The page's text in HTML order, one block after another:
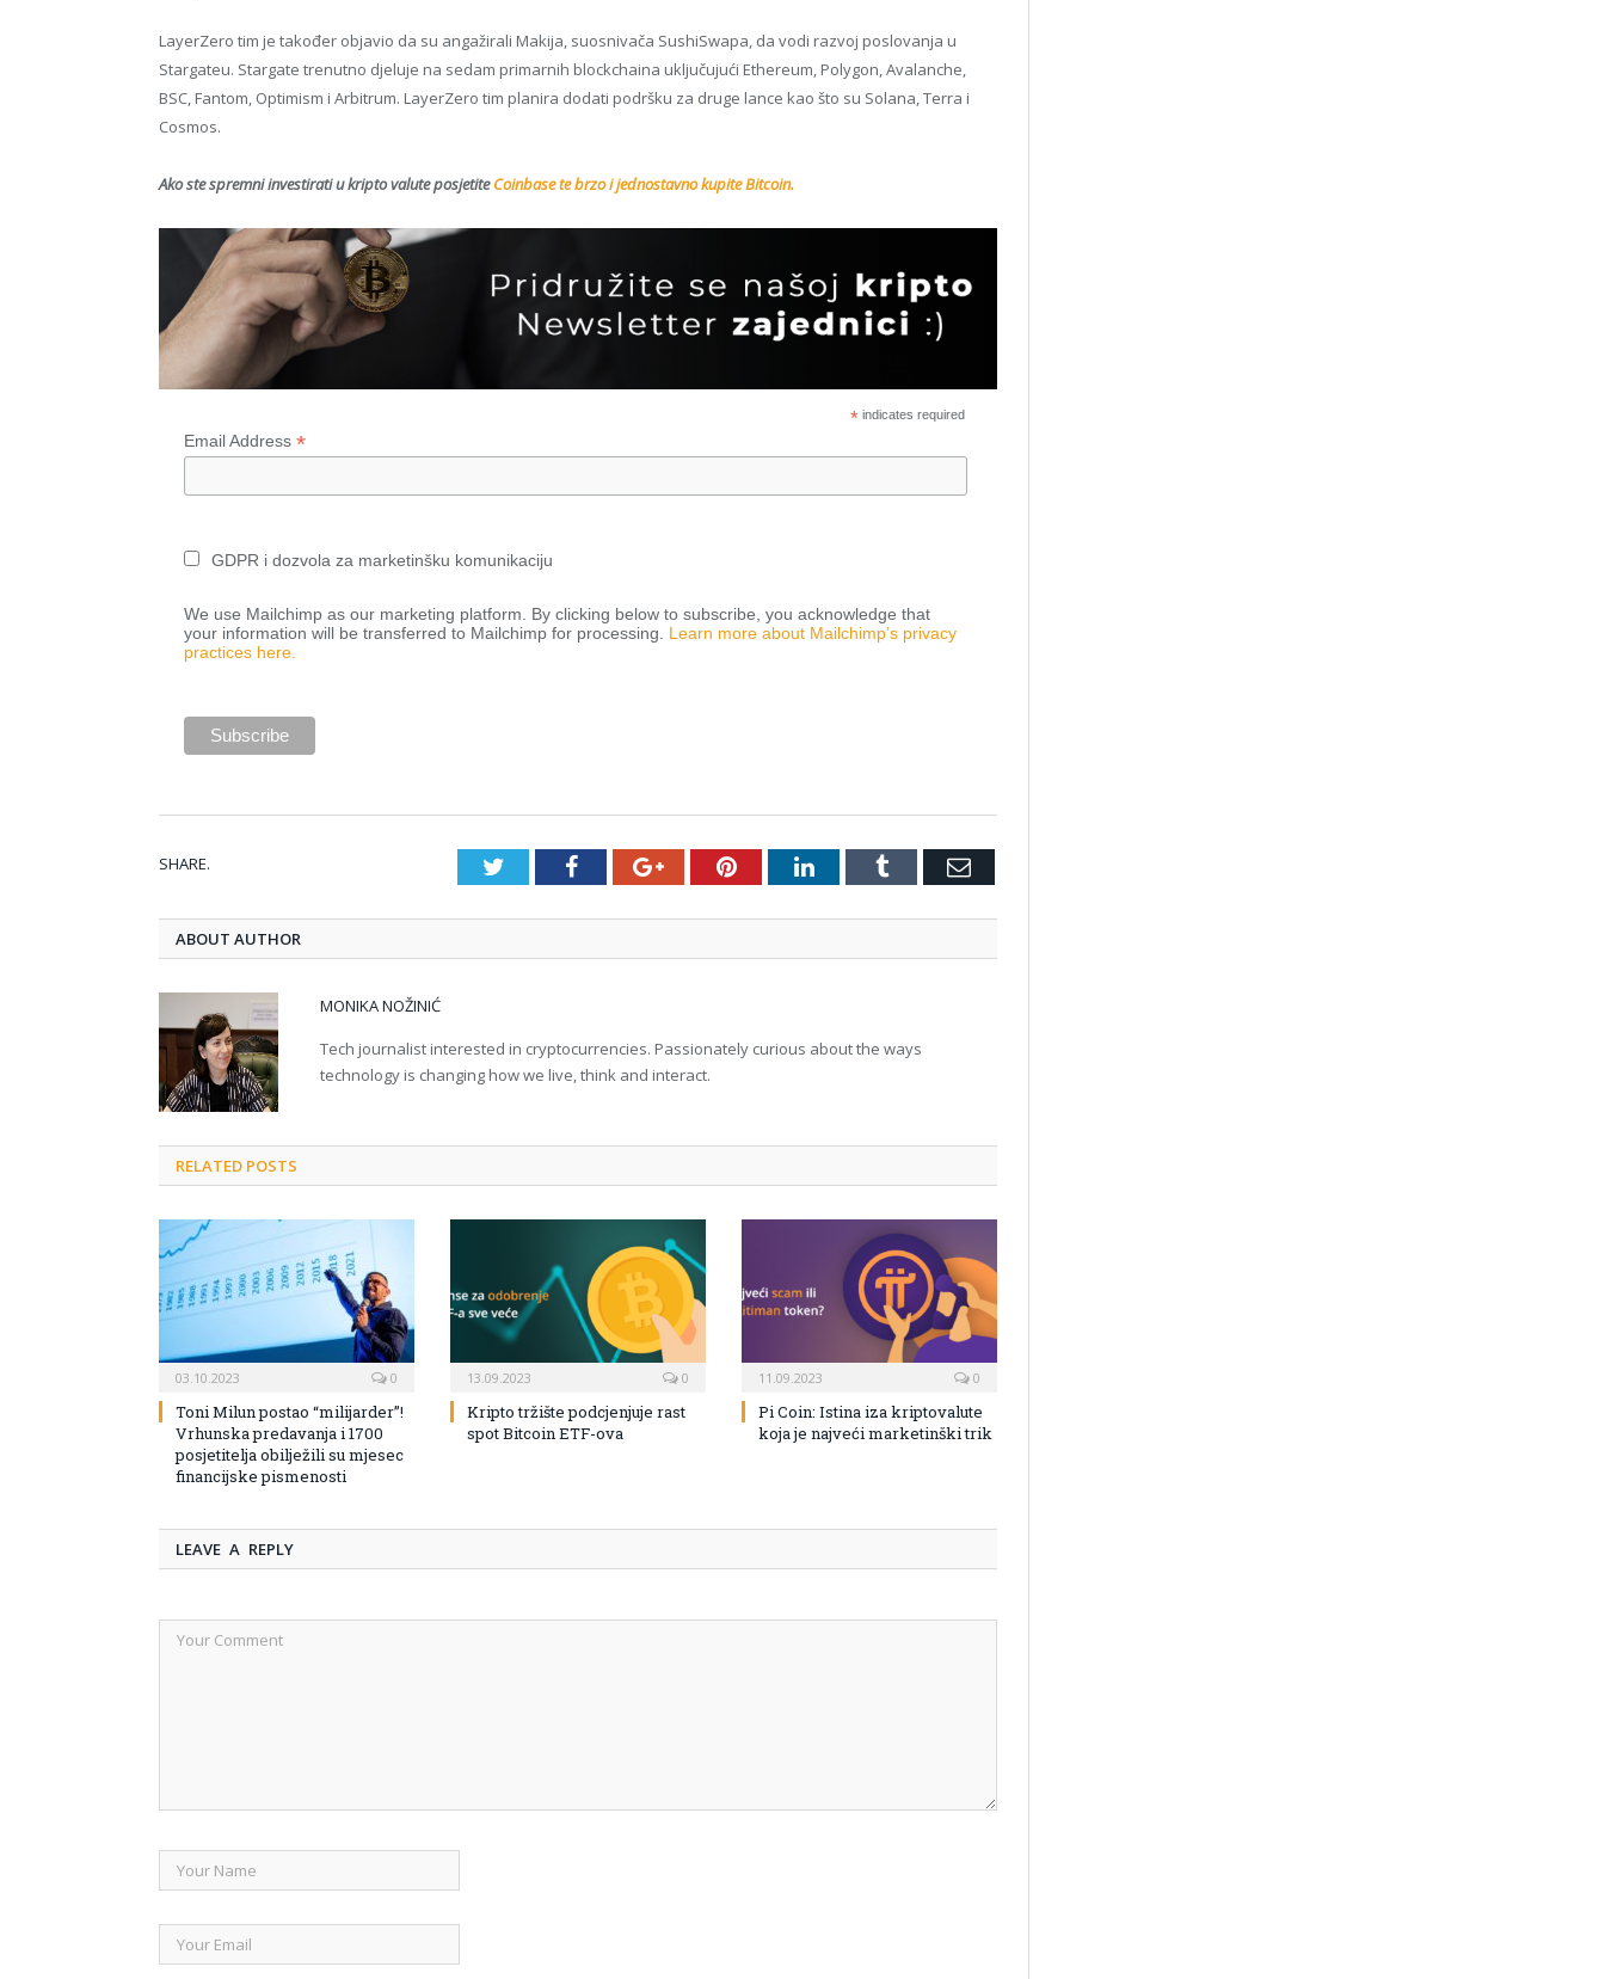
LayerZero tim je također objavio da su angažirali Makija, suosnivača SushiSwapa, da vodi razvoj poslovanja u
Stargateu. Stargate trenutno djeluje na sedam primarnih blockchaina uključujući Ethereum, Polygon, Avalanche,
BSC, Fantom, Optimism i Arbitrum. LayerZero tim planira dodati podršku za druge lance kao što su Solana, Terra i
Cosmos.
Ako ste spremni investirati u kripto valute posjetiteCoinbase te brzo i jednostavno kupite Bitcoin.
*indicates required
Email Address*
GDPR i dozvola za marketinšku komunikaciju
We use Mailchimp as our marketing platform. By clicking below to subscribe, you acknowledge that
your information will be transferred to Mailchimp for processing. Learn more about Mailchimp’s privacy
practices here.
SHARE. TwitterFacebookGoogle+PinterestLinkedInTumblr Email
ABOUT AUTHOR
MONIKA NOŽINIĆ
Tech journalist interested in cryptocurrencies. Passionately curious about the ways
technology is changing how we live, think and interact.
RELATED POSTS
03.10.2023 0
Toni Milun postao “milijarder”!
Vrhunska predavanja i 1700
posjetitelja obilježili su mjesec
financijske pismenosti
13.09.2023 0
Kripto tržište podcjenjuje rast
spot Bitcoin ETF-ova
11.09.2023 0
Pi Coin: Istina iza kriptovalute
koja je najveći marketinški trik
LEAVE A REPLY